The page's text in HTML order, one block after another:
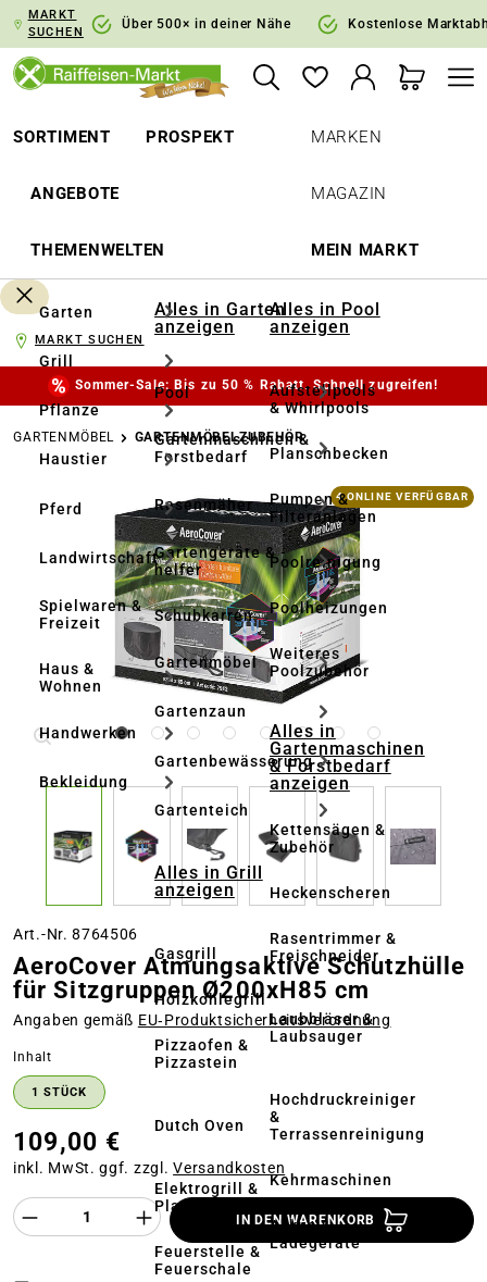
Zur Hauptnavigation springen
MARKT
SUCHEN
Über 500× in deiner Nähe Kostenlose
SORTIMENT PROSPEKT
ANGEBOTE
THEMENWELTEN
MARKEN
MAGAZIN
MEIN MARKT
Garten
Grill
Pflanze
Haustier
Pferd
Landwirtschaft
Spielwaren &
Freizeit
Haus &
Wohnen
Handwerken
Bekleidung
Alles in Garten
anzeigen
Pool
Gartenmaschinen &
Forstbedarf
Rasenmäher
Gartengeräte & -
helfer
Schubkarren
Gartenmöbel
Gartenzaun
Gartenbewässerung
Gartenteich
Alles in Grill
anzeigen
Gasgrill
Holzkohlegrill
Pizzaofen &
Pizzastein
Dutch Oven
Elektrogrill &
Plancha
Feuerstelle &
Feuerschale
Alles in Pool
anzeigen
Aufstellpools
& Whirlpools
Planschbecken
Pumpen &
Filteranlagen
Poolreinigung
Poolheizungen
Weiteres
Poolzubehör
Alles in
Gartenmaschinen
& Forstbedarf
anzeigen
Kettensägen &
Zubehör
Heckenscheren
Rasentrimmer &
Freischneider
Laubbläser &
Laubsauger
Hochdruckreiniger
&
Terrassenreinigung
Kehrmaschinen
Akkus &
Ladegeräte
MARKT SUCHEN
Sommer-Sale: Bis zu 50 % Rabatt. Schnell zugreifen!
GARTENMÖBEL GARTENMÖBELZUBEHÖR
Bildergalerie überspringen 4 ONLINE VERFÜGBAR
Art.-Nr. 8764506
AeroCover Atmungsaktive Schutzhülle
für Sitzgruppen Ø200xH85 cm
Angaben gemäß EU‑Produktsicherheitsverordnung
Inhalt
1 STÜCK
109,00 €
inkl. MwSt. ggf. zzgl.Versandkosten
Produkt Anzahl des Produktes
IN DEN WARENKORB